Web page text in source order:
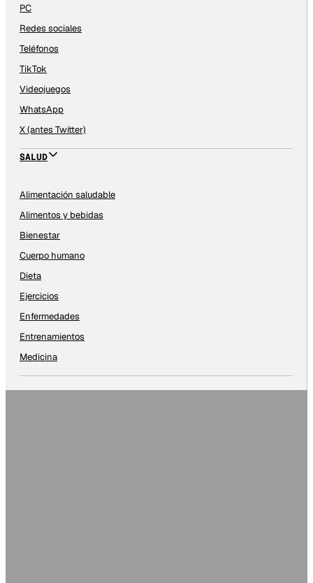
PC
Redes sociales
Teléfonos
TikTok
Videojuegos
WhatsApp
X (antes Twitter)
SALUD
Alimentación saludable
Alimentos y bebidas
Bienestar
Cuerpo humano
Dieta
Ejercicios
Enfermedades
Entrenamientos
Medicina